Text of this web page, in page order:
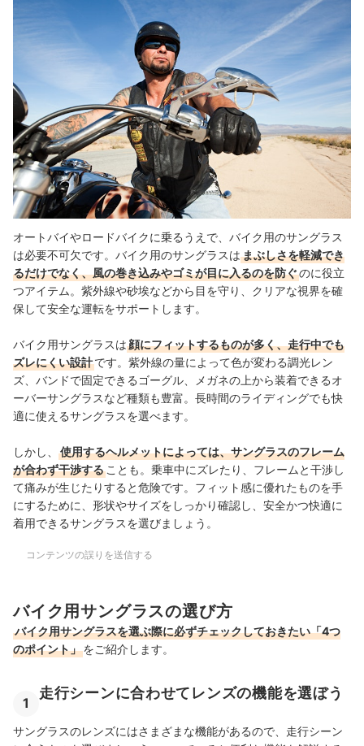
バイク用サングラスの売れ筋ランキングもチェック！
オートバイやロードバイクに乗るうえで、バイク用のサングラス
は必要不可欠です。バイク用のサングラスはまぶしさを軽減でき
るだけでなく、風の巻き込みやゴミが目に入るのを防ぐのに役立
つアイテム。紫外線や砂埃などから目を守り、クリアな視界を確
保して安全な運転をサポートします。
バイク用サングラスは顔にフィットするものが多く、走行中でも
ズレにくい設計です。紫外線の量によって色が変わる調光レン
ズ、バンドで固定できるゴーグル、メガネの上から装着できるオ
ーバーサングラスなど種類も豊富。長時間のライディングでも快
適に使えるサングラスを選べます。
しかし、
使用するヘルメットによっては、サングラスのフレーム
が合わず干渉する ことも。乗車中にズレたり、フレームと干渉し
て痛みが生じたりすると危険です。フィット感に優れたものを手
にするために、形状やサイズをしっかり確認し、安全かつ快適に
着用できるサングラスを選びましょう。
コンテンツの誤りを送信する
バイク用サングラスの選び方
バイク用サングラスを選ぶ際に必ずチェックしておきたい「4つ
のポイント」をご紹介します。
1
走行シーンに合わせてレンズの機能を選ぼう
サングラスのレンズにはさまざまな機能があるので、走行シーン